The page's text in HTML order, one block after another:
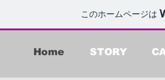
このホームページは
Home STORY